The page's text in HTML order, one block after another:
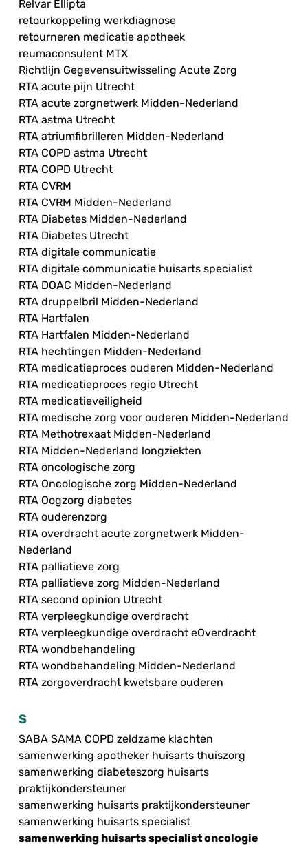
Relvar Ellipta
retourkoppeling werkdiagnose
retourneren medicatie apotheek
reumaconsulent MTX
Richtlijn Gegevensuitwisseling Acute Zorg
RTA acute pijn Utrecht
RTA acute zorgnetwerk Midden-Nederland
RTA astma Utrecht
RTA atriumfibrilleren Midden-Nederland
RTA COPD astma Utrecht
RTA COPD Utrecht
RTA CVRM
RTA CVRM Midden-Nederland
RTA Diabetes Midden-Nederland
RTA Diabetes Utrecht
RTA digitale communicatie
RTA digitale communicatie huisarts specialist
RTA DOAC Midden-Nederland
RTA druppelbril Midden-Nederland
RTA Hartfalen
RTA Hartfalen Midden-Nederland
RTA hechtingen Midden-Nederland
RTA medicatieproces ouderen Midden-Nederland
RTA medicatieproces regio Utrecht
RTA medicatieveiligheid
RTA medische zorg voor ouderen Midden-Nederland
RTA Methotrexaat Midden-Nederland
RTA Midden-Nederland longziekten
RTA oncologische zorg
RTA Oncologische zorg Midden-Nederland
RTA Oogzorg diabetes
RTA ouderenzorg
RTA overdracht acute zorgnetwerk Midden-
Nederland
RTA palliatieve zorg
RTA palliatieve zorg Midden-Nederland
RTA second opinion Utrecht
RTA verpleegkundige overdracht
RTA verpleegkundige overdracht eOverdracht
RTA wondbehandeling
RTA wondbehandeling Midden-Nederland
RTA zorgoverdracht kwetsbare ouderen
S
SABA SAMA COPD zeldzame klachten
samenwerking apotheker huisarts thuiszorg
samenwerking diabeteszorg huisarts
praktijkondersteuner
samenwerking huisarts praktijkondersteuner
samenwerking huisarts specialist
samenwerking huisarts specialist oncologie